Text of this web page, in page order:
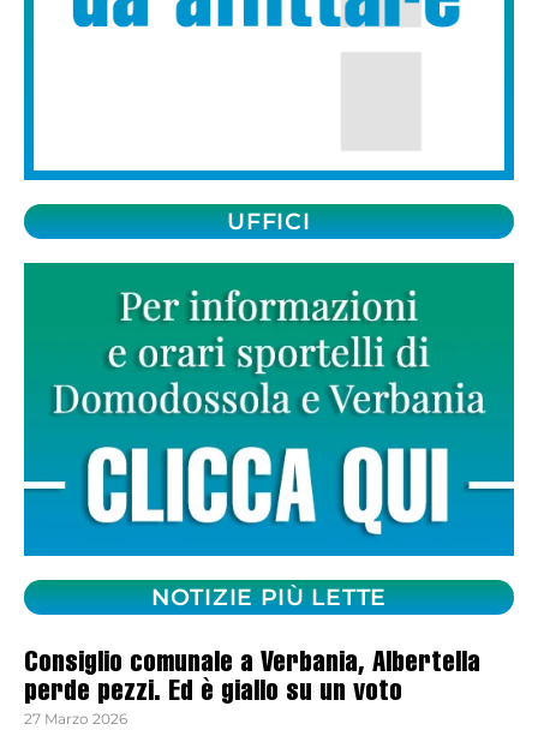
UFFICI
NOTIZIE PIÙ LETTE
Consiglio comunale a Verbania, Albertella
perde pezzi. Ed è giallo su un voto
27 Marzo 2026